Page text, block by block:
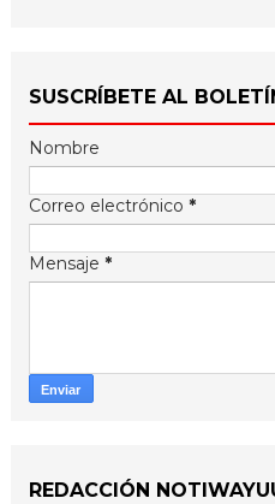
SUSCRÍBETE AL
Nombre
Correo electrónico *
Mensaje *
REDACCIÓN